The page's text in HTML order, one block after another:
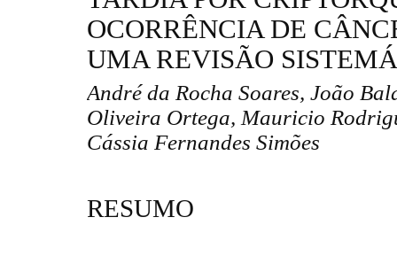
OCORRÊNCIA DE
UMA REVISÃO
André da Rocha Soares, João
Oliveira Ortega, Mauricio
Cássia Fernandes Simões
RESUMO